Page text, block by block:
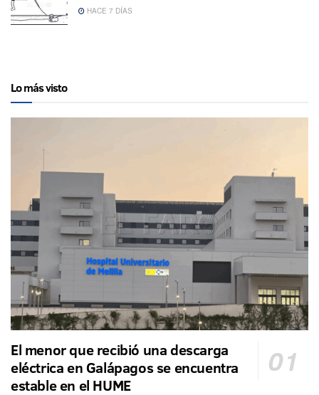
HACE 7 DÍAS
Lo más visto
El menor que recibió una descarga
eléctrica en Galápagos se encuentra
estable en el HUME